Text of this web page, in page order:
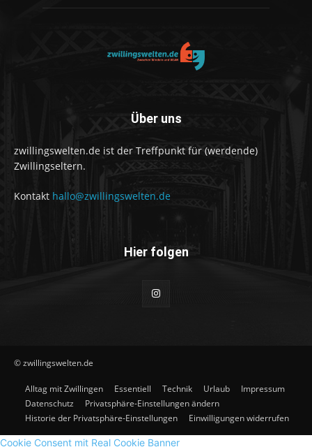
Über uns
zwillingswelten.de ist der Treffpunkt für (werdende)
Zwillingseltern.
Kontakt hallo@zwillingswelten.de
Hier folgen
© zwillingswelten.de
Alltag mit Zwillingen Essentiell Technik Urlaub
Impressum
Datenschutz
Privatsphäre-Einstellungen ändern
Historie der Privatsphäre-Einstellungen
Einwilligungen widerrufen
Cookie Consent mit Real Cookie Banner